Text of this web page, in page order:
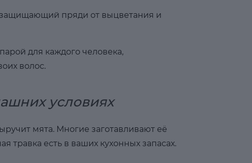
пряди от выцветания и
для каждого человека,
волос.
условиях
мята. Многие заготавливают её
травка есть в ваших кухонных запасах.